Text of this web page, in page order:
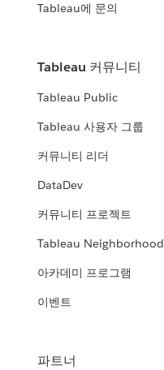
Tableau에 문의
Tableau 커뮤니티
Tableau Public
Tableau 사용자 그룹
커뮤니티 리더
DataDev
커뮤니티 프로젝트
Tableau Neighborhood
아카데미 프로그램
이벤트
파트너